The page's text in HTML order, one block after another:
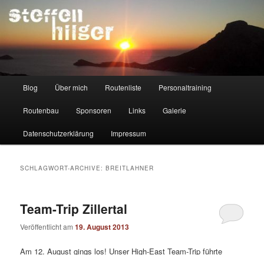
Zum
Inhalt
wechseln
Zum
sekundären
Inhalt
wechselnSteffen Hilger
Blog Über mich Routenliste Personaltraining
Routenbau Sponsoren Links Galerie
Datenschutzerklärung Impressum
SCHLAGWORT-ARCHIVE:BREITLAHNER
Team-Trip Zillertal
Veröffentlicht am19. August 2013
Am 12. August gings los! Unser High-East Team-Trip führte